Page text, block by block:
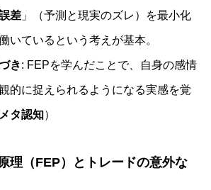
差」（予測と現実のズレ）を最小化
いているという考えが基本。
き: FEPを学んだことで、自身の感情
的に捉えられるようになる実感を覚
メタ認知）
理（FEP）とトレードの意外な